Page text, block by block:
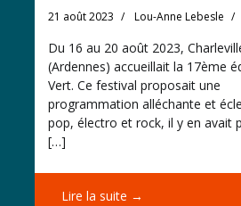
21 août 2023 Lou-Anne Lebesle
Du 16 au 20 août 2023,
(Ardennes) accueillait la 17ème
Vert. Ce festival proposait une
programmation alléchante et
pop, électro et rock, il y en avait
[…]
Lire la suite →